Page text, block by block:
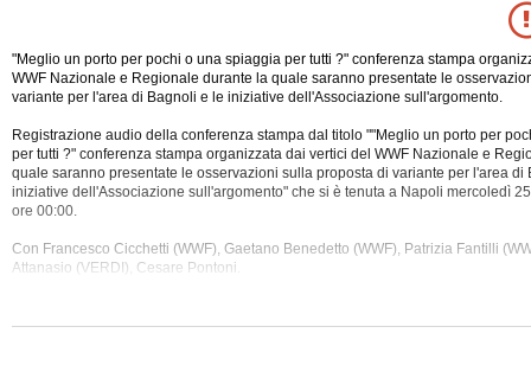
"Meglio un porto per pochi o una spiaggia per tutti ?" conferenza stampa
WWF Nazionale e Regionale durante la quale saranno presentate le
variante per l'area di Bagnoli e le iniziative dell'Associazione sull'argomento.
Registrazione audio della conferenza stampa dal titolo ""Meglio un porto per
per tutti ?" conferenza stampa organizzata dai vertici del WWF Nazionale e
quale saranno presentate le osservazioni sulla proposta di variante per l'area di
iniziative dell'Associazione sull'argomento" che si è tenuta a Napoli mercoledì
ore 00:00.
Con Francesco Cicchetti (WWF), Gaetano Benedetto (WWF), Patrizia Fantilli
Attanasio (VERDI), Cesare Pontoni.